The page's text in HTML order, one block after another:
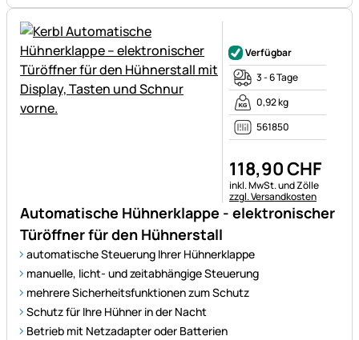
Automatische Hühnerklappe - elektronischer
Türöffner für den Hühnerstall
automatische Steuerung Ihrer Hühnerklappe
manuelle, licht- und zeitabhängige Steuerung
mehrere Sicherheitsfunktionen zum Schutz
Schutz für Ihre Hühner in der Nacht
Betrieb mit Netzadapter oder Batterien
Verfügbar
3 - 6 Tage
0,92 kg
561850
118,90CHF
Steuerhinweis:
inkl. MwSt. und Zölle
zzgl. Versandkosten